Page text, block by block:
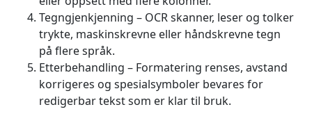
Tegngjenkjenning – OCR skanner, leser og tolker
trykte, maskinskrevne eller håndskrevne tegn
på flere språk.
Etterbehandling – Formatering renses, avstand
korrigeres og spesialsymboler bevares for
redigerbar tekst som er klar til bruk.